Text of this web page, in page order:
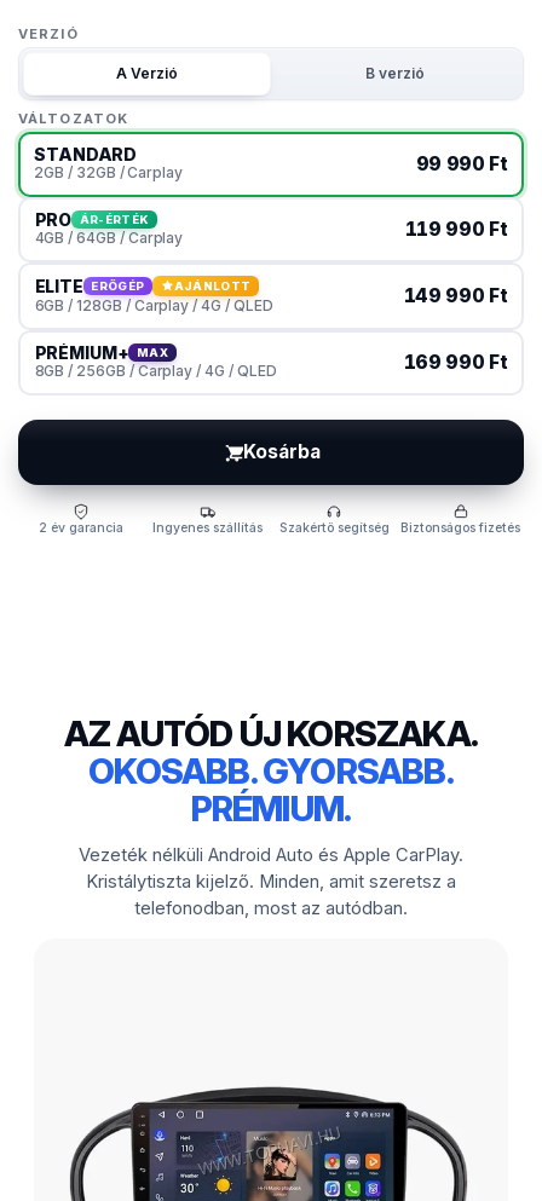
VERZIÓ
A Verzió B verzió
VÁLTOZATOK
STANDARD
2GB / 32GB / Carplay 99 990 Ft
PRO ÁR-ÉRTÉK
4GB / 64GB / Carplay 119 990 Ft
ELITE ERŐGÉP AJÁNLOTT
6GB / 128GB / Carplay / 4G / QLED 149 990 Ft
PRÉMIUM+ MAX
8GB / 256GB / Carplay / 4G / QLED 169 990 Ft
Kosárba
2 év garancia Ingyenes szállítás Szakértő segítség Biztonságos fizetés
AZ AUTÓD ÚJ KORSZAKA.
OKOSABB. GYORSABB.
PRÉMIUM.
Vezeték nélküli Android Auto és Apple CarPlay.
Kristálytiszta kijelző. Minden, amit szeretsz a
telefonodban, most az autódban.